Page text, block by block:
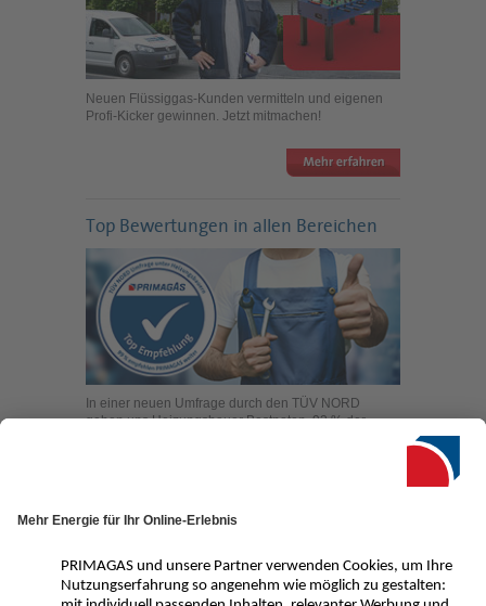
Neuen Flüssiggas-Kunden vermitteln und eigenen
Profi-Kicker gewinnen. Jetzt mitmachen!
Top Bewertungen in allen Bereichen
In einer neuen Umfrage durch den TÜV NORD
geben uns Heizungsbauer Bestnoten. 92 % der
Service-Hotline